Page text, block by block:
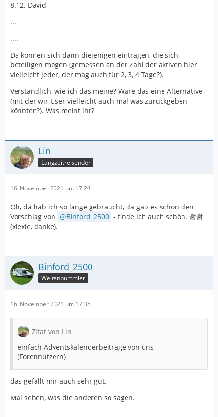
8.12. David
...
....
Da können sich dann diejenigen eintragen, die sich
beteiligen mögen (gemessen an der Zahl der aktiven hier
vielleicht jeder, der mag auch für 2, 3, 4 Tage?).
Verständlich, wie ich das meine? Wäre das eine Alternative
(mit der wir User vielleicht auch mal was zurückgeben
könnten?). Was meint ihr?
Lin
Langzeitreisender
16. November 2021 um 17:24
Oh, da hab ich so lange gebraucht, da gab es schon den
Vorschlag von
Binford_2500 - finde ich auch schön. 谢谢
(xiexie, danke).
Binford_2500
Weltenbummler
16. November 2021 um 17:35
Zitat von Lin
einfach Adventskalenderbeiträge von uns
(Forennutzern)
das gefällt mir auch sehr gut.
Mal sehen, was die anderen so sagen.